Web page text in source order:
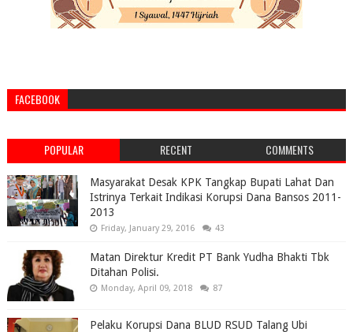
FACEBOOK
POPULAR RECENT COMMENTS
Masyarakat Desak KPK Tangkap Bupati Lahat Dan
Istrinya Terkait Indikasi Korupsi Dana Bansos 2011-
2013
Friday, January 29, 2016 43
Matan Direktur Kredit PT Bank Yudha Bhakti Tbk
Ditahan Polisi.
Monday, April 09, 2018 87
Pelaku Korupsi Dana BLUD RSUD Talang Ubi